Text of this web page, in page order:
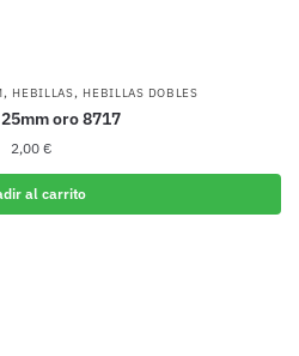
, HEBILLAS, HEBILLAS DOBLES
oro 8717
2,00 €
al carrito